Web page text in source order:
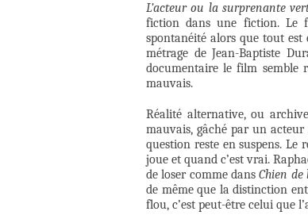
L’acteur ou la surprenante
fiction dans une fiction. Le
spontanéité alors que tout est
métrage de Jean-Baptiste
documentaire le film semble
mauvais.
Réalité alternative, ou
mauvais, gâché par un
question reste en suspens.
joue et quand c’est vrai.
de loser comme dansChien de
de même que la distinction
flou, c’est peut-être celui que